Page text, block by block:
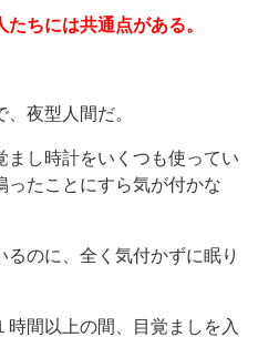
ちには共通点がある。
夜型人間だ。
し時計をいくつも使ってい
ったことにすら気が付かな
のに、全く気付かずに眠り
間以上の間、目覚ましを入